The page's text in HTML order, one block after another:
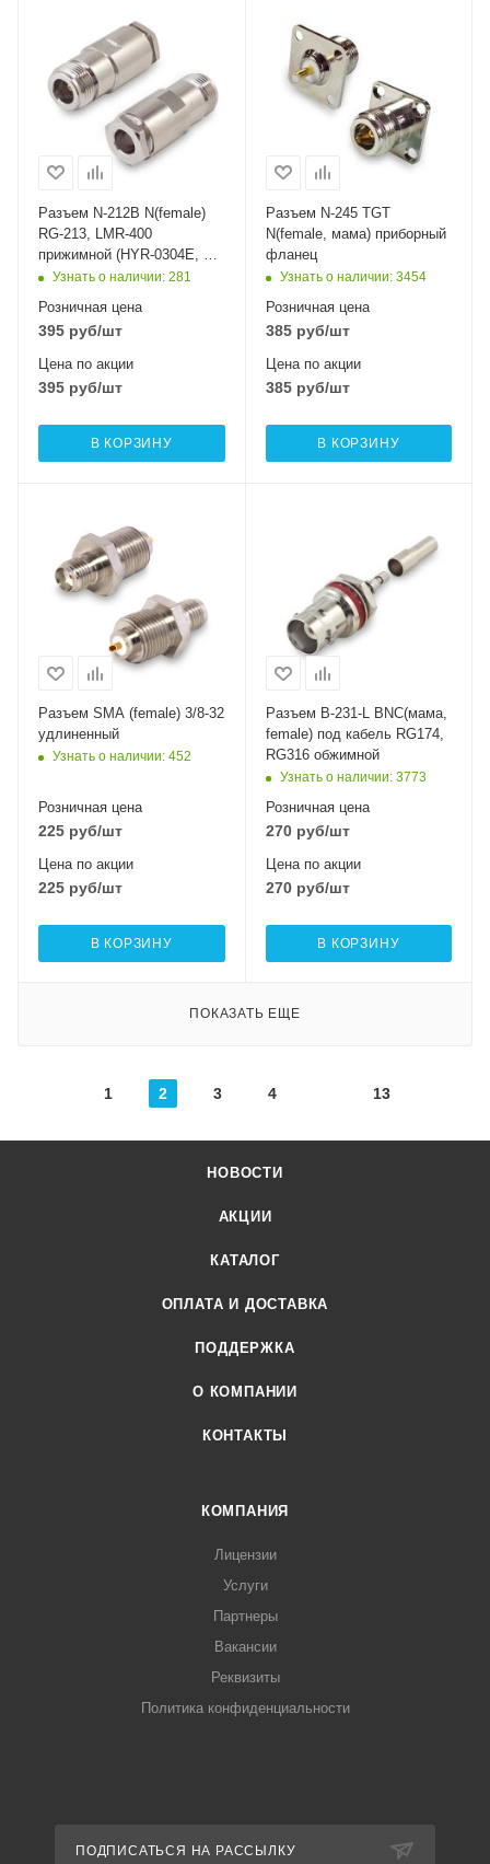
Разъем N-212B N(female)
RG-213, LMR-400
прижимной (HYR-0304E, N-
7312E, GN-304, гнездо,
Узнать о наличии: 281
Розничная цена
395 руб/шт
Цена по акции
395 руб/шт
В КОРЗИНУ
Разъем N-245 TGT
N(female, мама) приборный
фланец
Узнать о наличии: 3454
Розничная цена
385руб/шт
Цена по акции
385руб/шт
В КОРЗИНУ
Разъем SMA (female) 3/8-32
удлиненный
Узнать о наличии: 452
Розничная цена
225 руб/шт
Цена по акции
225 руб/шт
В КОРЗИНУ
Разъем B-231-L BNC(мама,
female) под кабель RG174,
RG316 обжимной
Узнать о наличии: 3773
Розничная цена
270руб/шт
Цена по акции
270руб/шт
В КОРЗИНУ
ПОКАЗАТЬ ЕЩЕ
1 2 3 4 13
НОВОСТИ
АКЦИИ
КАТАЛОГ
ОПЛАТА И ДОСТАВКА
ПОДДЕРЖКА
О КОМПАНИИ
КОНТАКТЫ
КОМПАНИЯ
Лицензии
Услуги
Партнеры
Вакансии
Реквизиты
Политика конфиденциальности
ПОДПИСАТЬСЯ НА РАССЫЛКУ